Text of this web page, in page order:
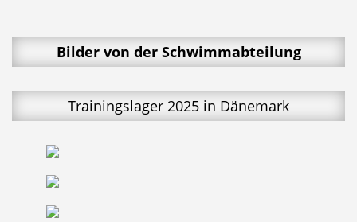
Bilder von der Schwimmabteilung
Trainingslager 2025 in Dänemark